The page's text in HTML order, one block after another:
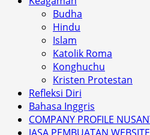
Budha
Hindu
Islam
Katolik Roma
Konghuchu
Kristen Protestan
Refleksi Diri
Bahasa Inggris
COMPANY PROFILE